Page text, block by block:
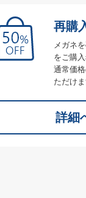
再購
メガネ
をご購
通常価
ただけま
詳細